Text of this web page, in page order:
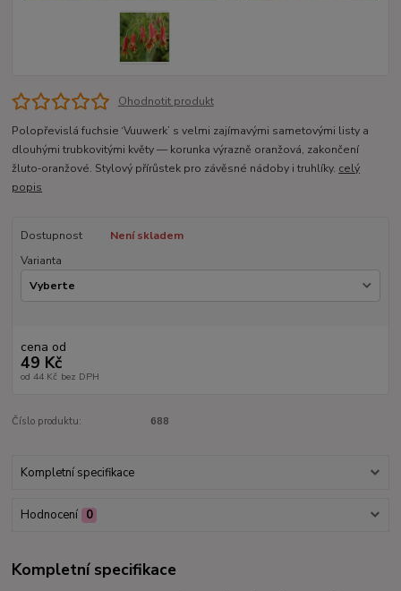
Ohodnotit produkt
Polopřevislá fuchsie ‘Vuuwerk’ s velmi zajímavými sametovými listy a
dlouhými trubkovitými květy — korunka výrazně oranžová, zakončení
žluto‑oranžové. Stylový přírůstek pro závěsné nádoby i truhlíky. celý
popis
Dostupnost
Není skladem
Varianta
cena od
49 Kč
od 44 Kč bez DPH
Číslo produktu: 688
Kompletní specifikace
Hodnocení 0
Kompletní specifikace